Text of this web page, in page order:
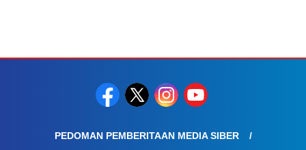
PEDOMAN PEMBERITAAN MEDIA SIBER